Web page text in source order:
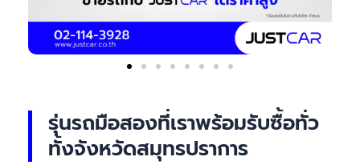
รุ่นรถมือสองที่เราพร้อมรับซื้อทั่ว
ทั้งจังหวัดสมุทรปราการ